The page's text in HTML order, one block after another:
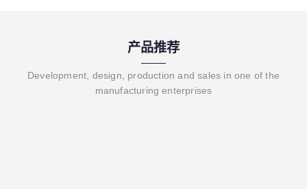
产品推荐
Development, design, production and sales in one of the
manufacturing enterprises